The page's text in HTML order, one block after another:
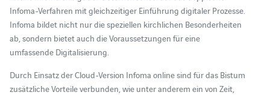
Infoma-Verfahren mit gleichzeitiger Einführung digitaler Prozesse.
Infoma bildet nicht nur die speziellen kirchlichen Besonderheiten
ab, sondern bietet auch die Voraussetzungen für eine
umfassende Digitalisierung.
Durch Einsatz der Cloud-Version Infoma online sind für das Bistum
zusätzliche Vorteile verbunden, wie unter anderem ein von Zeit,